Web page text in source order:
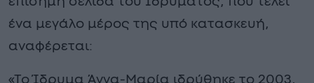
ένα μεγάλο μέρος της υπό κατασκευή,
αναφέρεται:
«Το Ίδρυμα Άννα-Μαρία ιδρύθηκε το 2003,